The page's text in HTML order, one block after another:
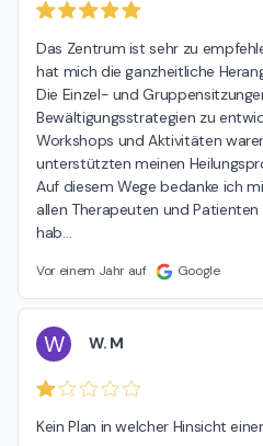
Das Zentrum ist sehr zu
hat mich die ganzheitliche
Die Einzel- und
Bewältigungsstrategien zu
Workshops und Aktivitäten
unterstützten meinen
Auf diesem Wege bedanke ich
allen Therapeuten und
hab
Vor einem Jahr auf Google
W W. M
Kein Plan in welcher Hinsicht